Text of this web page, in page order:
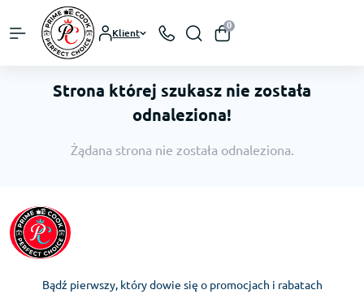
Klient
0
Strona której szukasz nie została
odnaleziona!
Żądana strona nie została odnaleziona.
Bądź pierwszy, który dowie się o promocjach i rabatach